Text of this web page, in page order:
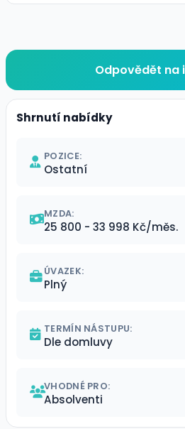
Odpovědět na
Shrnutí nabídky
POZICE:
Ostatní
MZDA:
25 800 - 33 998 Kč/měs.
ÚVAZEK:
Plný
TERMÍN NÁSTUPU:
Dle domluvy
VHODNÉ PRO:
Absolventi